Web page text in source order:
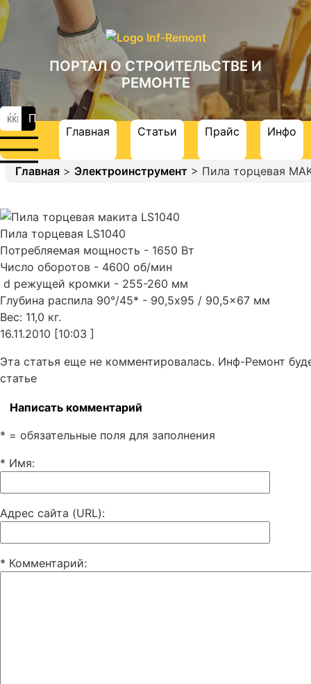
ПОРТАЛ О СТРОИТЕЛЬСТВЕ И
РЕМОНТЕ
Главная Статьи Прайс Инфо
Главная > Электроинструмент > Пила торцевая
Пила торцевая LS1040
Потребляемая мощность - 1650 Вт
Число оборотов - 4600 об/мин
d режущей кромки - 255-260 мм
Глубина распила 90°/45* - 90,5x95 / 90,5x67 мм
Вес: 11,0 кг.
16.11.2010 [10:03 ]
Эта статья еще не комментировалась. Инф-Ремонт
статье
Написать комментарий
* = обязательные поля для заполнения
* Имя:
Адрес сайта (URL):
* Комментарий: